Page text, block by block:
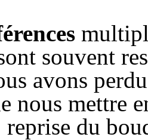
souvent
avons
nous mettre
reprise du